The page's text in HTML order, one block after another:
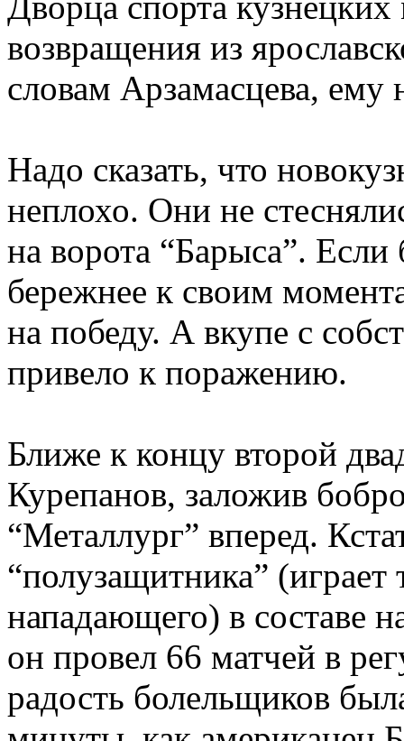
возвращения из
словам Арзамасцева, ему
Надо сказать, что
неплохо. Они не
на ворота “Барыса”. Если
бережнее к своим
на победу. А вкупе с
привело к поражению.
Ближе к концу второй
Курепанов, заложив
“Металлург” вперед.
“полузащитника”
нападающего) в составе
он провел 66 матчей в
радость болельщиков